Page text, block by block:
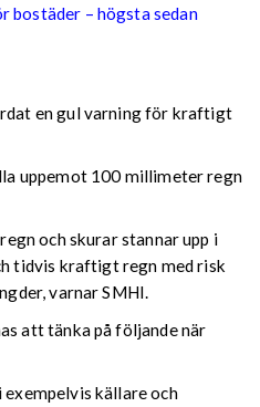
bostäder – högsta sedan
en gul varning för kraftigt
uppemot 100 millimeter regn
och skurar stannar upp i
tidvis kraftigt regn med risk
varnar SMHI.
att tänka på följande när
exempelvis källare och